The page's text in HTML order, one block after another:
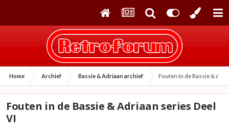
Home Archief Bassie & Adriaan archief Fouten in de Bassie &
Fouten in de Bassie & Adriaan series Deel
VI